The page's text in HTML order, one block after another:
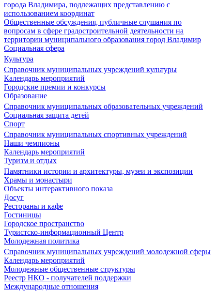
города Владимира, подлежащих представлению с
использованием координат
Общественные обсуждения, публичные слушания по
вопросам в сфере градостроительной деятельности на
территории муниципального образования город Владимир
Социальная сфера
Культура
Справочник муниципальных учреждений культуры
Календарь мероприятий
Городские премии и конкурсы
Образование
Справочник муниципальных образовательных учреждений
Социальная защита детей
Спорт
Справочник муниципальных спортивных учреждений
Наши чемпионы
Календарь мероприятий
Туризм и отдых
Памятники истории и архитектуры, музеи и экспозиции
Храмы и монастыри
Объекты интерактивного показа
Досуг
Рестораны и кафе
Гостиницы
Городское пространство
Туристско-информационный Центр
Молодежная политика
Справочник муниципальных учреждений молодежной сферы
Календарь мероприятий
Молодежные общественные структуры
Реестр НКО - получателей поддержки
Международные отношения